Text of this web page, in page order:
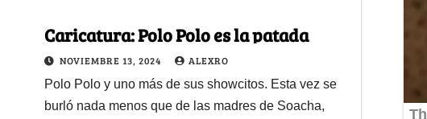
Caricatura: Polo Polo es la patada
NOVIEMBRE 13, 2024 ALEXRO
Polo Polo y uno más de sus showcitos. Esta vez se
burló nada menos que de las madres de Soacha,